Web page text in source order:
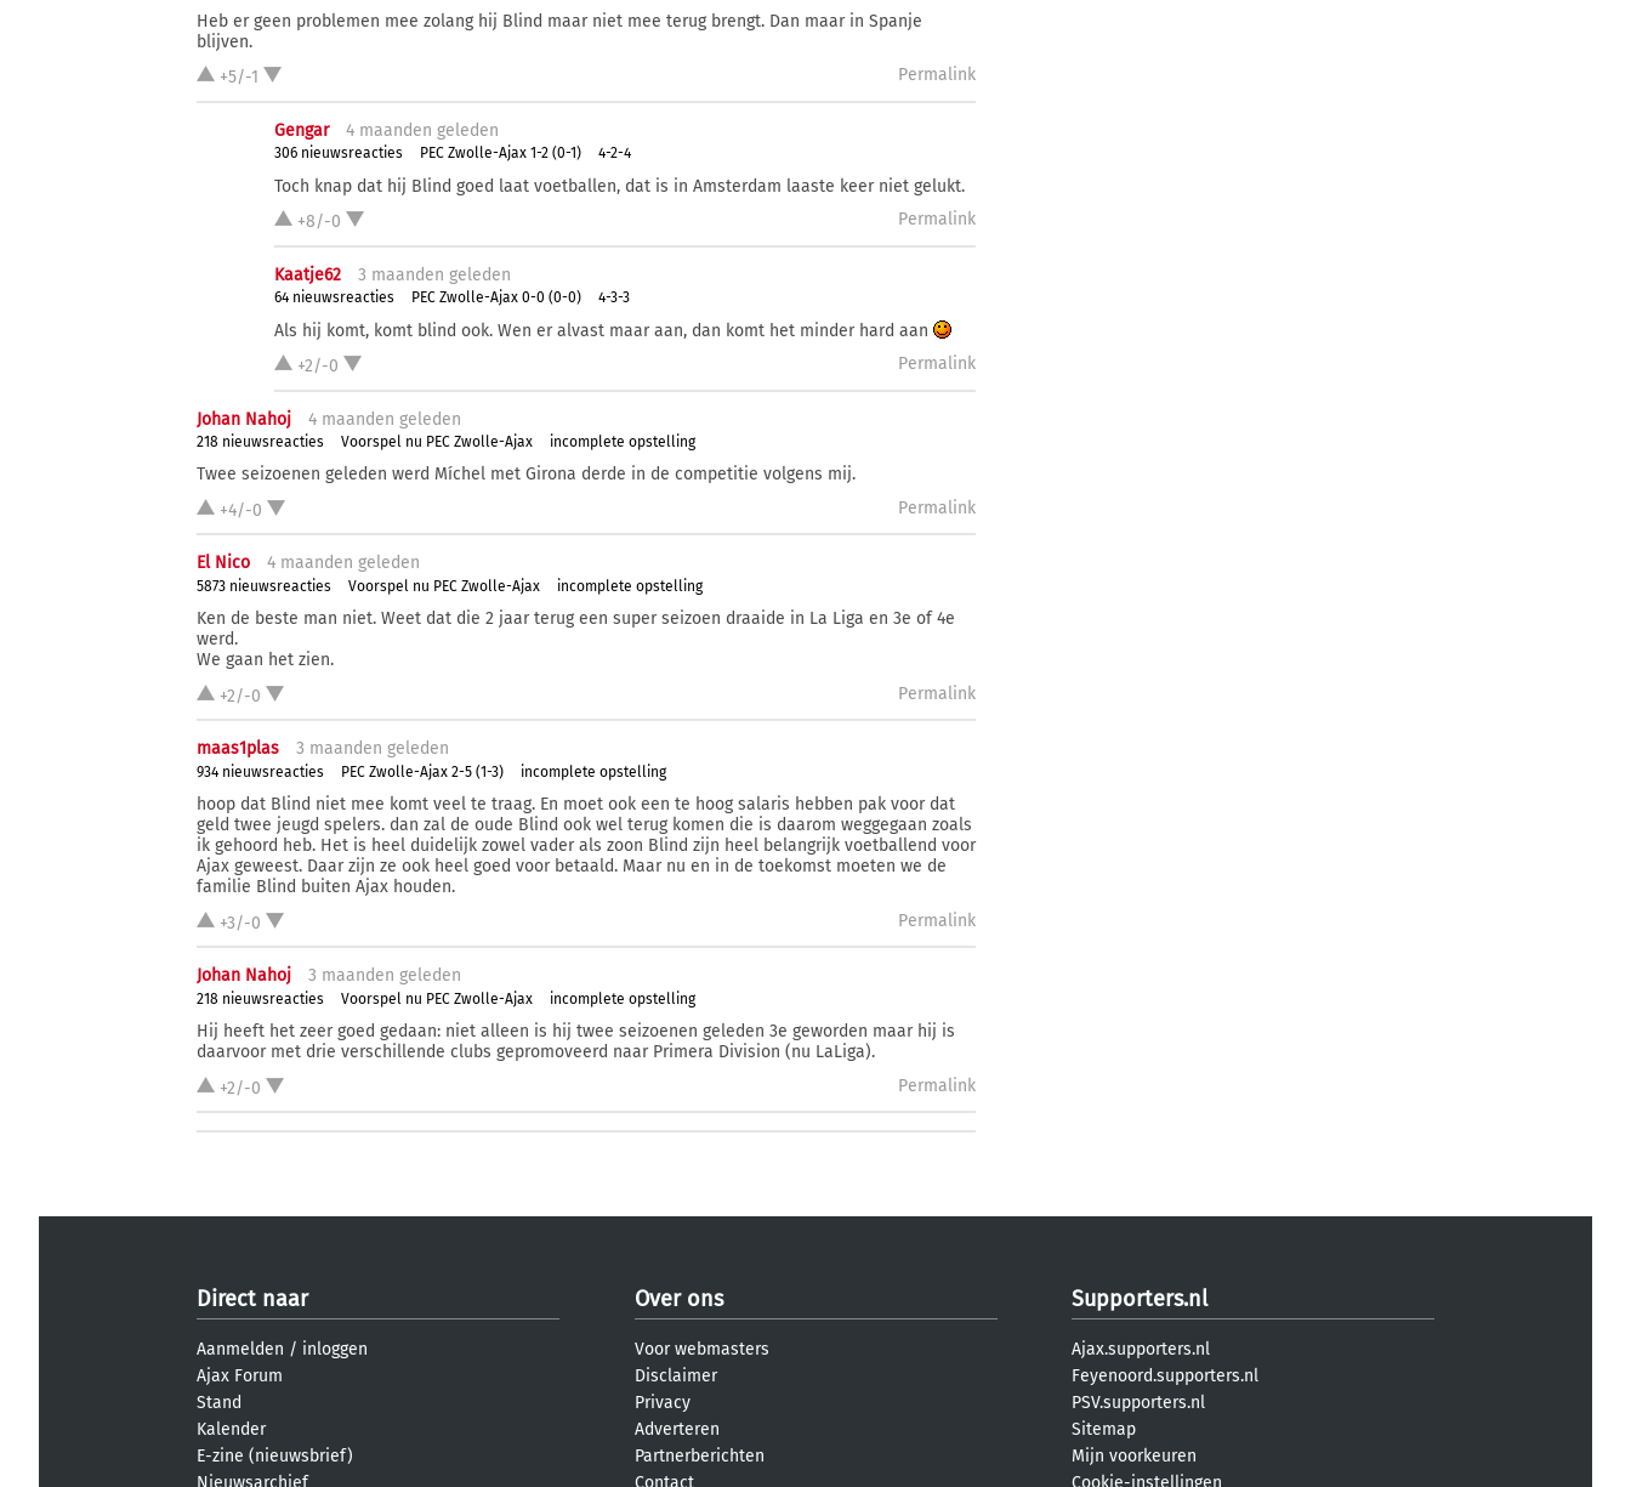
Heb er geen problemen mee zolang hij Blind maar niet mee terug brengt. Dan maar in Spanje
blijven.
+5/-1
Permalink
Gengar 4 maanden geleden
306 nieuwsreacties PEC Zwolle-Ajax 1-2 (0-1) 4-2-4
Toch knap dat hij Blind goed laat voetballen, dat is in Amsterdam laaste keer niet gelukt.
+8/-0
Permalink
Kaatje62 3 maanden geleden
64 nieuwsreacties PEC Zwolle-Ajax 0-0 (0-0) 4-3-3
Als hij komt, komt blind ook. Wen er alvast maar aan, dan komt het minder hard aan
+2/-0
Permalink
Johan Nahoj 4 maanden geleden
218 nieuwsreacties Voorspel nu PEC Zwolle-Ajax incomplete opstelling
Twee seizoenen geleden werd Míchel met Girona derde in de competitie volgens mij.
+4/-0
Permalink
El Nico 4 maanden geleden
5873 nieuwsreacties Voorspel nu PEC Zwolle-Ajax incomplete opstelling
Ken de beste man niet. Weet dat die 2 jaar terug een super seizoen draaide in La Liga en 3e of 4e
werd.
We gaan het zien.
+2/-0
Permalink
maas1plas 3 maanden geleden
934 nieuwsreacties PEC Zwolle-Ajax 2-5 (1-3) incomplete opstelling
hoop dat Blind niet mee komt veel te traag. En moet ook een te hoog salaris hebben pak voor dat
geld twee jeugd spelers. dan zal de oude Blind ook wel terug komen die is daarom weggegaan zoals
ik gehoord heb. Het is heel duidelijk zowel vader als zoon Blind zijn heel belangrijk voetballend voor
Ajax geweest. Daar zijn ze ook heel goed voor betaald. Maar nu en in de toekomst moeten we de
familie Blind buiten Ajax houden.
+3/-0
Permalink
Johan Nahoj 3 maanden geleden
218 nieuwsreacties Voorspel nu PEC Zwolle-Ajax incomplete opstelling
Hij heeft het zeer goed gedaan: niet alleen is hij twee seizoenen geleden 3e geworden maar hij is
daarvoor met drie verschillende clubs gepromoveerd naar Primera Division (nu LaLiga).
+2/-0
Permalink
Direct naar
Aanmelden / inloggen
Ajax Forum
Stand
Kalender
E-zine (nieuwsbrief)
Nieuwsarchief
Over ons
Voor webmasters
Disclaimer
Privacy
Adverteren
Partnerberichten
Contact
Supporters.nl
Ajax.supporters.nl
Feyenoord.supporters.nl
PSV.supporters.nl
Sitemap
Mijn voorkeuren
Cookie-instellingen